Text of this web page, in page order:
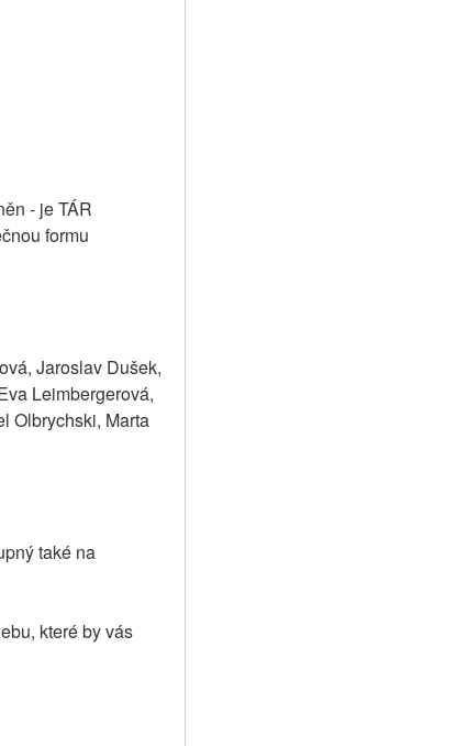
- je TÁR
formu
Jaroslav Dušek,
Leimbergerová,
Olbrychski, Marta
také na
které by vás